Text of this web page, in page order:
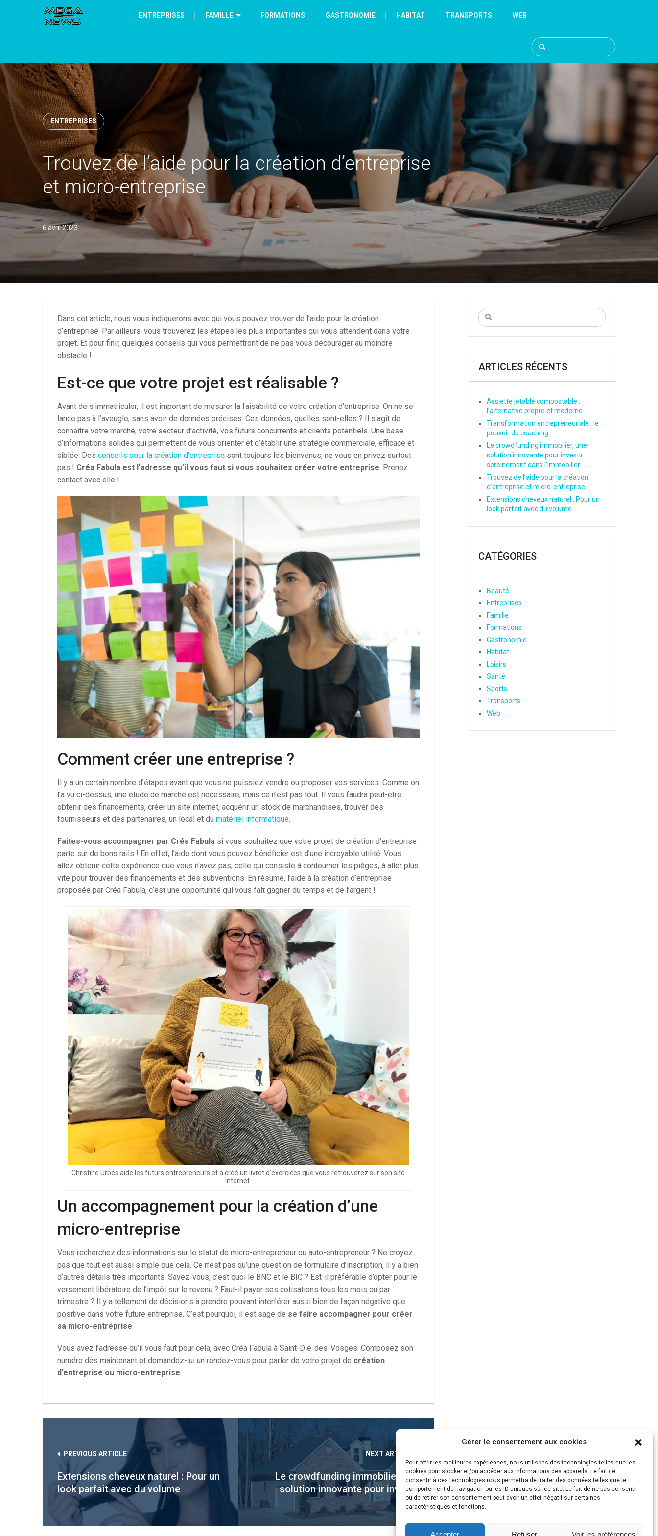
Gérer le consentement aux cookies
Pour offrir les meilleures expériences, nous utilisons des technologies telles que les
cookies pour stocker et/ou accéder aux informations des appareils. Le fait de
consentir à ces technologies nous permettra de traiter des données telles que le
comportement de navigation ou les ID uniques sur ce site. Le fait de ne pas consentir
ou de retirer son consentement peut avoir un effet négatif sur certaines
caractéristiques et fonctions.
Accepter Refuser Voir les préférences
ENTREPRISES FAMILLE FORMATIONS GASTRONOMIE HABITAT TRANSPORTS WEB
ENTREPRISES
Trouvez de l’aide pour la création d’entreprise
et micro-entreprise
6 avril 2023
Dans cet article, nous vous indiquerons avec qui vous pouvez trouver de l’aide pour la création
d’entreprise. Par ailleurs, vous trouverez les étapes les plus importantes qui vous attendent dans votre
projet. Et pour finir, quelques conseils qui vous permettront de ne pas vous décourager au moindre
obstacle !
Est-ce que votre projet est réalisable ?
Avant de s’immatriculer, il est important de mesurer la faisabilité de votre création d’entreprise. On ne se
lance pas à l’aveugle, sans avoir de données précises. Ces données, quelles sont-elles ? Il s’agit de
connaître votre marché, votre secteur d’activité, vos futurs concurrents et clients potentiels. Une base
d’informations solides qui permettent de vous orienter et d’établir une stratégie commerciale, efficace et
ciblée. Des conseils pour la création d’entreprise sont toujours les bienvenus, ne vous en privez surtout
pas ! Créa Fabula est l’adresse qu’il vous faut si vous souhaitez créer votre entreprise. Prenez
contact avec elle !
Comment créer une entreprise ?
Il y a un certain nombre d’étapes avant que vous ne puissiez vendre ou proposer vos services. Comme on
l’a vu ci-dessus, une étude de marché est nécessaire, mais ce n’est pas tout. Il vous faudra peut-être
obtenir des financements, créer un site internet, acquérir un stock de marchandises, trouver des
fournisseurs et des partenaires, un local et du matériel informatique
Faites-vous accompagner par Créa Fabula si vous souhaitez que votre projet de création d’entreprise
parte sur de bons rails ! En effet, l’aide dont vous pouvez bénéficier est d’une incroyable utilité. Vous
allez obtenir cette expérience que vous n’avez pas, celle qui consiste à contourner les pièges, à aller plus
vite pour trouver des financements et des subventions. En résumé, l’aide à la création d’entreprise
proposée par Créa Fabula, c’est une opportunité qui vous fait gagner du temps et de l’argent !
Christine Urbès aide les futurs entrepreneurs et a créé un livret d’exercices que vous retrouverez sur son site
internet.
Un accompagnement pour la création d’une
micro-entreprise
Vous recherchez des informations sur le statut de micro-entrepreneur ou auto-entrepreneur ? Ne croyez
pas que tout est aussi simple que cela. Ce n’est pas qu’une question de formulaire d’inscription, il y a bien
d’autres détails très importants. Savez-vous, c’est quoi le BNC et le BIC ? Est-il préférable d’opter pour le
versement libératoire de l’impôt sur le revenu ? Faut-il payer ses cotisations tous les mois ou par
trimestre ? Il y a tellement de décisions à prendre pouvant interférer aussi bien de façon négative que
positive dans votre future entreprise. C’est pourquoi, il est sage de se faire accompagner pour créer
sa micro-entreprise.
Vous avez l’adresse qu’il vous faut pour cela, avec Créa Fabula à Saint-Dié-des-Vosges. Composez son
numéro dès maintenant et demandez-lui un rendez-vous pour parler de votre projet de création
d’entreprise ou micro-entreprise.
PREVIOUS ARTICLE
Extensions cheveux naturel : Pour un
look parfait avec du volume
NEXT ARTICLE
Le crowdfunding immobilier, une
solution innovante pour investir
sereinement dans l’immobilier
ARTICLES RÉCENTS
Assiette jetable compostable :
l’alternative propre et moderne
Transformation entrepreneuriale : le
pouvoir du coaching
Le crowdfunding immobilier, une
solution innovante pour investir
sereinement dans l’immobilier
Trouvez de l’aide pour la création
d’entreprise et micro-entreprise
Extensions cheveux naturel : Pour un
look parfait avec du volume
CATÉGORIES
Beauté
Entreprises
Famille
Formations
Gastronomie
Habitat
Loisirs
Santé
Sports
Transports
Web